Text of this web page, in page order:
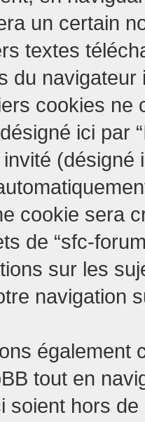
un certain
textes
du
cookies ne
ici par
(désigné
cookie sera
de “sfc-
sur les
navigation
également
tout en
soient hors